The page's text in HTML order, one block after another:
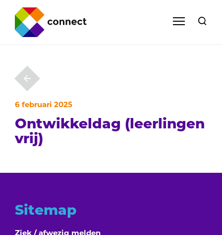
6 februari 2025
Ontwikkeldag (leerlingen
vrij)
Sitemap
Ziek / afwezig melden